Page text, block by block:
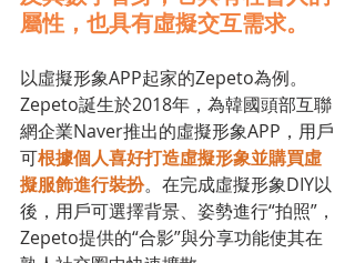
屬性，也具有虛擬交互需求。
以虛擬形象APP起家的Zepeto為例。
Zepeto誕生於2018年，為韓國頭部互聯
網企業Naver推出的虛擬形象APP，用戶
可根據個人喜好打造虛擬形象並購買虛
擬服飾進行裝扮。在完成虛擬形象DIY以
後，用戶可選擇背景、姿勢進行“拍照”，
Zepeto提供的“合影”與分享功能使其在